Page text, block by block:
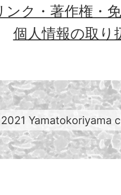
ンク・著作権・
個人情報の取り
Yamatokoriyama